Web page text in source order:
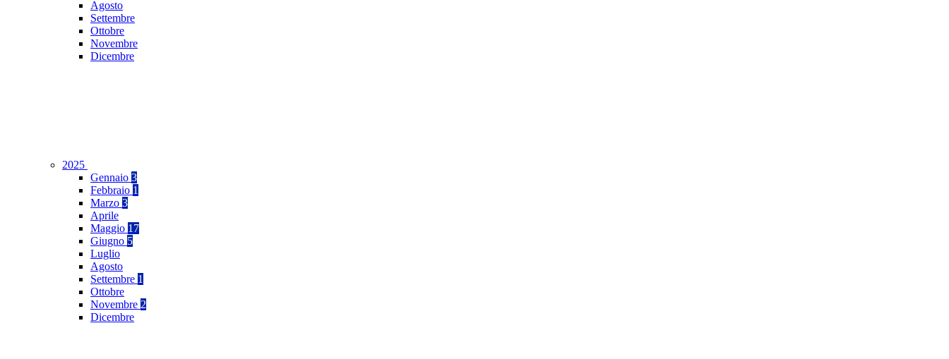
Agosto
Settembre
Ottobre
Novembre
Dicembre
2025
Gennaio 3
Febbraio 1
Marzo 3
Aprile
Maggio 17
Giugno 5
Luglio
Agosto
Settembre 1
Ottobre
Novembre 2
Dicembre